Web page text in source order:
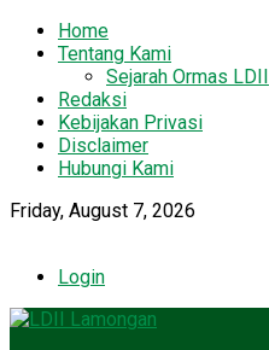
Home
Tentang Kami
Sejarah Ormas LDII
Redaksi
Kebijakan Privasi
Disclaimer
Hubungi Kami
Friday, August 7, 2026
Login